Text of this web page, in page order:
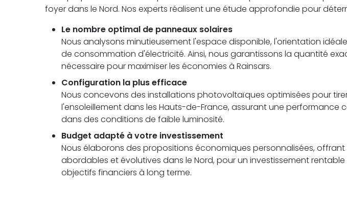
foyer dans le Nord. Nos experts réalisent une étude approfondie pour
Le nombre optimal de panneaux solaires
Nous analysons minutieusement l'espace disponible, l'orientation
de consommation d'électricité. Ainsi, nous garantissons la quantité
nécessaire pour maximiser les économies à Rainsars.
Configuration la plus efficace
Nous concevons des installations photovoltaïques optimisées pour
l'ensoleillement dans les Hauts-de-France, assurant une performance
dans des conditions de faible luminosité.
Budget adapté à votre investissement
Nous élaborons des propositions économiques personnalisées,
abordables et évolutives dans le Nord, pour un investissement
objectifs financiers à long terme.